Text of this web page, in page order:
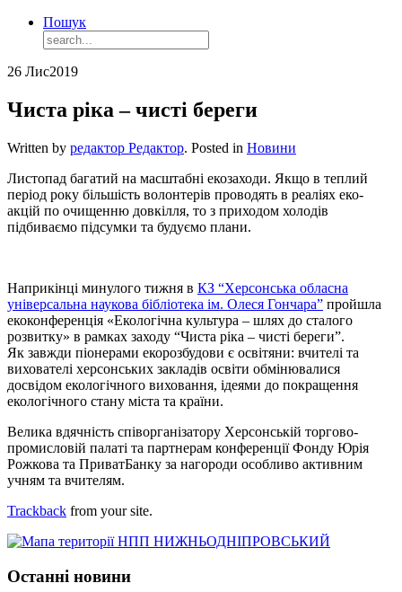
Пошук
26 Лис2019
Чиста ріка – чисті береги
Written by редактор Редактор. Posted in Новини
Листопад багатий на масштабні екозаходи. Якщо в теплий
період року більшість волонтерів проводять в реаліях еко-
акцій по очищенню довкілля, то з приходом холодів
підбиваємо підсумки та будуємо плани.
Наприкінці минулого тижня в КЗ “Херсонська обласна
універсальна наукова бібліотека ім. Олеся Гончара” пройшла
екоконференція «Екологічна культура – шлях до сталого
розвитку» в рамках заходу “Чиста ріка – чисті береги”.
Як завжди піонерами екорозбудови є освітяни: вчителі та
вихователі херсонських закладів освіти обмінювалися
досвідом екологічного виховання, ідеями до покращення
екологічного стану міста та країни.
Велика вдячність співорганізатору Херсонській торгово-
промисловій палаті та партнерам конференції Фонду Юрія
Рожкова та ПриватБанку за нагороди особливо активним
учням та вчителям.
Trackback from your site.
Останні новини